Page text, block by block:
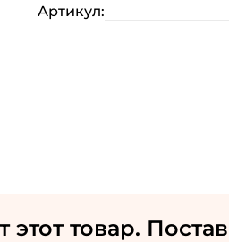
Артикул:
товар.
аккаунт